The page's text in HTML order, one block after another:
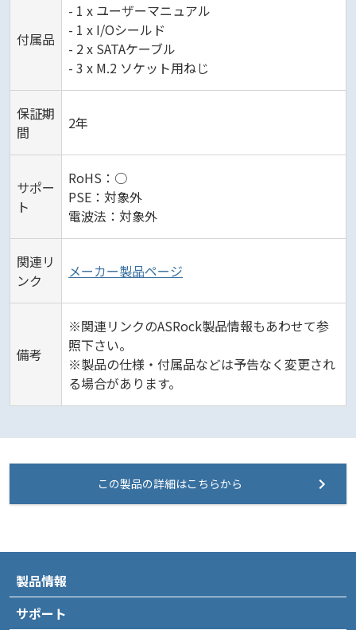
付属品
- 1 x ユーザーマニュアル
- 1 x I/Oシールド
- 2 x SATAケーブル
- 3 x M.2 ソケット用ねじ
保証期
間
2年
サポー
ト
RoHS：○
PSE：対象外
電波法：対象外
関連リ
ンク
メーカー製品ページ
備考
※関連リンクのASRock製品情報もあわせて参
照下さい。
※製品の仕様・付属品などは予告なく変更され
る場合があります。
この製品の詳細はこちらから
製品情報
サポート